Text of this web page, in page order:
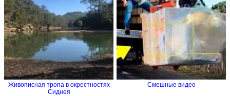
Живописная тропа в окрестностях
Сиднея
Смешные видео